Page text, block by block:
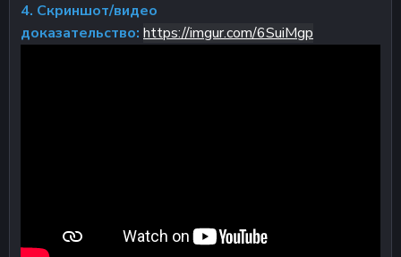
4. Скриншот/видео
доказательство: https://imgur.com/6SuiMgp